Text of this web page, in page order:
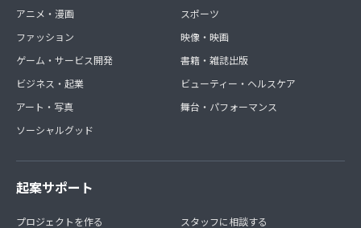
アニメ・漫画
ファッション
ゲーム・サービス開発
ビジネス・起業
アート・写真
ソーシャルグッド
スポーツ
映像・映画
書籍・雑誌出版
ビューティー・ヘルスケア
舞台・パフォーマンス
起案サポート
プロジェクトを作る
スタッフに相談する